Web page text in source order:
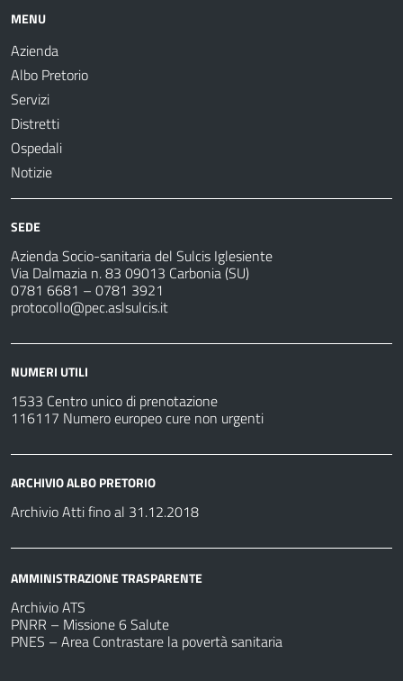
MENU
Azienda
Albo Pretorio
Servizi
Distretti
Ospedali
Notizie
SEDE
Azienda Socio-sanitaria del Sulcis Iglesiente
Via Dalmazia n. 83 09013 Carbonia (SU)
0781 6681 – 0781 3921
protocollo@pec.aslsulcis.it
NUMERI UTILI
1533 Centro unico di prenotazione
116117 Numero europeo cure non urgenti
ARCHIVIO ALBO PRETORIO
Archivio Atti fino al 31.12.2018
AMMINISTRAZIONE TRASPARENTE
Archivio ATS
PNRR – Missione 6 Salute
PNES – Area Contrastare la povertà sanitaria